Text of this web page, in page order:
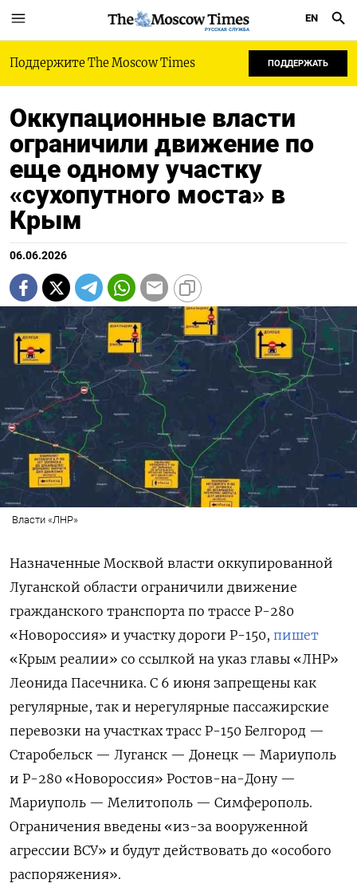
РУССКАЯ СЛУЖБА
EN
Поддержите The Moscow Times ПОДДЕРЖАТЬ
Оккупационные власти
ограничили движение по
еще одному участку
«сухопутного моста» в
Крым
06.06.2026
Власти «ЛНР»
Назначенные Москвой власти оккупированной
Луганской области ограничили движение
гражданского транспорта по трассе Р-280
«Новороссия» и участку дороги Р-150, пишет
«Крым реалии» со ссылкой на указ главы «ЛНР»
Леонида Пасечника. С 6 июня запрещены как
регулярные, так и нерегулярные пассажирские
перевозки на участках трасс Р-150 Белгород —
Старобельск — Луганск — Донецк — Мариуполь
и Р-280 «Новороссия» Ростов-на-Дону —
Мариуполь — Мелитополь — Симферополь.
Ограничения введены «из-за вооруженной
агрессии ВСУ» и будут действовать до «особого
распоряжения».